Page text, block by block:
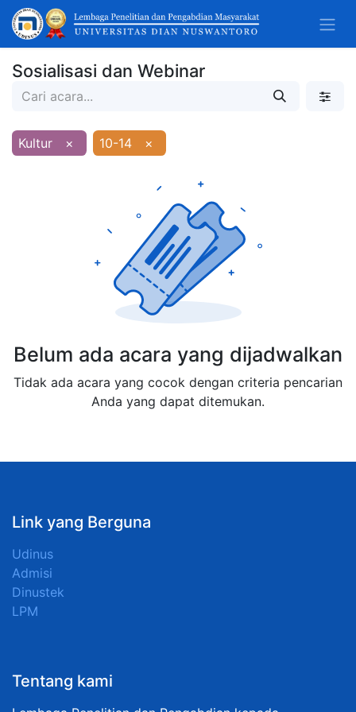
Sosialisasi dan Webinar
Kultur × 10-14 ×
Belum ada acara yang dijadwalkan
Tidak ada acara yang cocok dengan criteria pencarian
Anda yang dapat ditemukan.
Link yang Berguna
Udinus
Admisi
Dinustek
LPM
Tentang kami